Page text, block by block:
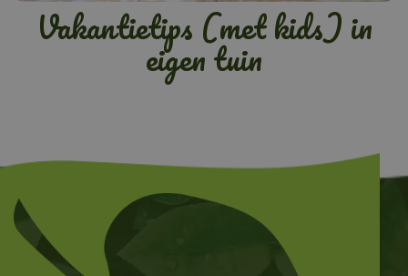
Vakantietips (met kids) in
eigen tuin